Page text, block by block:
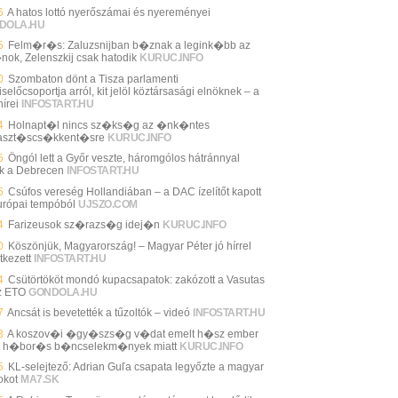
A hatos lottó nyerőszámai és nyereményei
Felm�r�s: Zaluzsnijban b�znak a legink�bb az
Zelenszkij csak hatodik KURUC.INFO
Szombaton dönt a Tisza parlamenti
arról, kit jelöl köztársasági elnöknek – a
INFOSTART.HU
Holnapt�l nincs sz�ks�g az �nk�ntes
KURUC.INFO
Öngól lett a Győr veszte, háromgólos hátránnyal
a Debrecen
INFOSTART.HU
Csúfos vereség Hollandiában – a DAC ízelítőt kapott
tempóból UJSZO.COM
Farizeusok sz�razs�g idej�n KURUC.INFO
Köszönjük, Magyarország! – Magyar Péter jó hírrel
INFOSTART.HU
Csütörtököt mondó kupacsapatok: zakózott a Vasutas
ETO GONDOLA.HU
Ancsát is bevetették a tűzoltók – videó
INFOSTART.HU
A koszov�i �gy�szs�g v�dat emelt h�sz ember
h�bor�s b�ncselekm�nyek miatt KURUC.INFO
KL-selejtező: Adrian Guľa csapata legyőzte a magyar
MA7.SK